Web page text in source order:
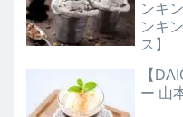
ンキ
ンキ
ス】
【
ー 山